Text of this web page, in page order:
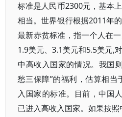
标准是人民币2300元，基本
相当。世界银行根据2011年
最新赤贫标准，指一个人在
1.9美元、3.1美元和5.5美元,
中高收入国家的情况。我国
愁三保障”的福利，估算相当
入国家的标准。目前，中国
已进入高收入国家。如果按